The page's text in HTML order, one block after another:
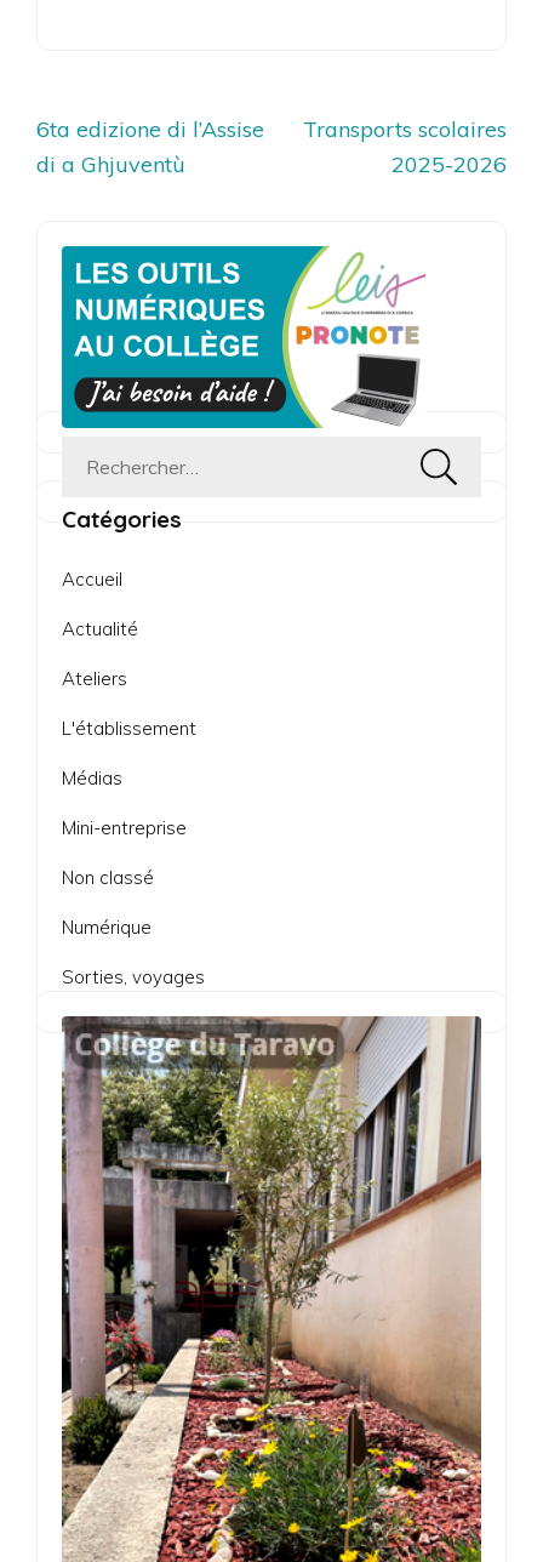
Navigation
de
6ta edizione di l’Assise
di a Ghjuventù
Transports scolaires
2025-2026
Rechercher :
Catégories
Accueil
Actualité
Ateliers
L'établissement
Médias
Mini-entreprise
Non classé
Numérique
Sorties, voyages